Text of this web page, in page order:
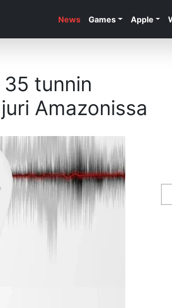
News Games Apple
tunnin
Amazonissa